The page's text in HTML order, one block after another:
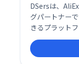
DSersは、
グパートナー
きるプラット
間を軽減しま
ス構築をサポ